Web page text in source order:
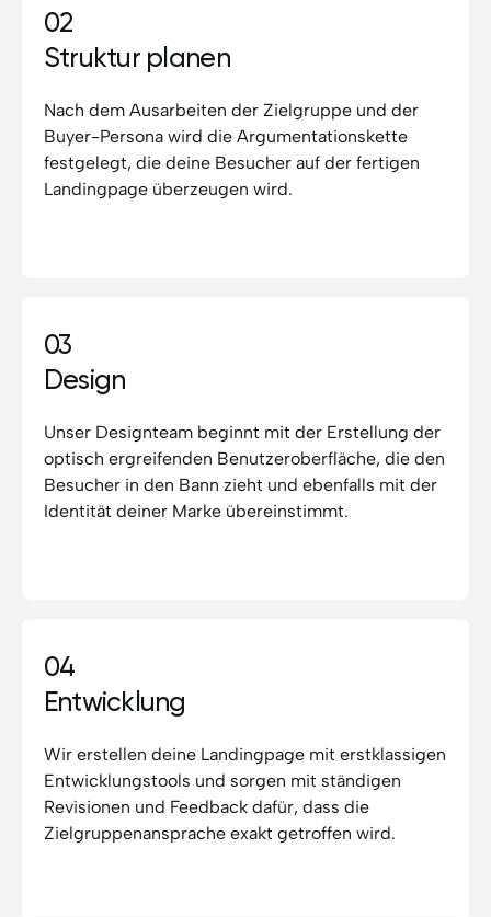
02
Struktur planen
Nach dem Ausarbeiten der Zielgruppe und der
Buyer-Persona wird die Argumentationskette
festgelegt, die deine Besucher auf der fertigen
Landingpage überzeugen wird.
03
Design
Unser Designteam beginnt mit der Erstellung der
optisch ergreifenden Benutzeroberfläche, die den
Besucher in den Bann zieht und ebenfalls mit der
Identität deiner Marke übereinstimmt.
04
Entwicklung
Wir erstellen deine Landingpage mit erstklassigen
Entwicklungstools und sorgen mit ständigen
Revisionen und Feedback dafür, dass die
Zielgruppenansprache exakt getroffen wird.